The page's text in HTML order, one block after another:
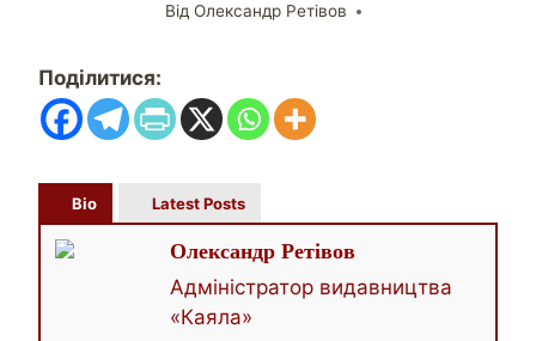
Від Олександр Ретівов
Поділитися:
Bio Latest Posts
Олександр Ретівов
Адміністратор видавництва
«Каяла»